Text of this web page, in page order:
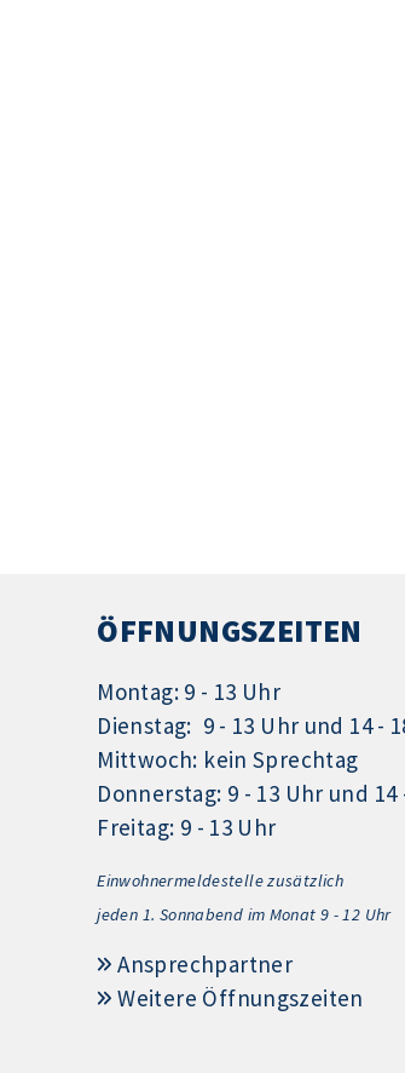
ÖFFNUNGSZEITEN
Montag: 9 - 13 Uhr
Dienstag: 9 - 13 Uhr und 14 -
Mittwoch: kein Sprechtag
Donnerstag: 9 - 13 Uhr und 14
Freitag: 9 - 13 Uhr
Einwohnermeldestelle zusätzlich
jeden 1. Sonnabend im Monat 9 - 12 Uhr
Ansprechpartner
Weitere Öffnungszeiten